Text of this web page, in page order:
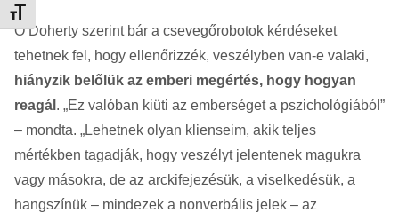
Betűméret váltása
O’Doherty szerint bár a csevegőrobotok kérdéseket
tehetnek fel, hogy ellenőrizzék, veszélyben van-e valaki,
hiányzik belőlük az emberi megértés, hogy hogyan
reagál . „Ez valóban kiüti az emberséget a pszichológiából”
– mondta. „Lehetnek olyan klienseim, akik teljes
mértékben tagadják, hogy veszélyt jelentenek magukra
vagy másokra, de az arckifejezésük, a viselkedésük, a
hangszínük – mindezek a nonverbális jelek – az